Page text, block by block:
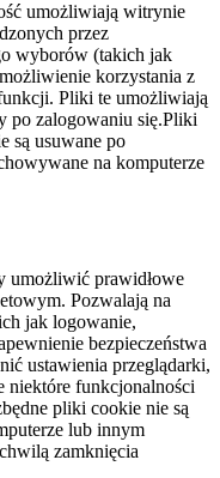
umożliwiają witrynie
przez
wyborów (takich jak
korzystania z
Pliki te umożliwiają
po zalogowaniu się.Pliki
są usuwane po
na komputerze
umożliwić prawidłowe
Pozwalają na
jak logowanie,
bezpieczeństwa
ustawienia przeglądarki,
niektóre funkcjonalności
pliki cookie nie są
lub innym
zamknięcia